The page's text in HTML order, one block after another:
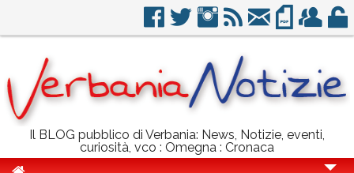
Il BLOG pubblico di Verbania: News, Notizie, eventi,
curiosità, vco : Omegna : Cronaca